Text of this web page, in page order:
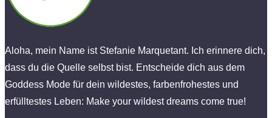
Aloha, mein Name ist Stefanie Marquetant. Ich erinnere dich,
dass du die Quelle selbst bist. Entscheide dich aus dem
Goddess Mode für dein wildestes, farbenfrohestes und
erfülltestes Leben: Make your wildest dreams come true!